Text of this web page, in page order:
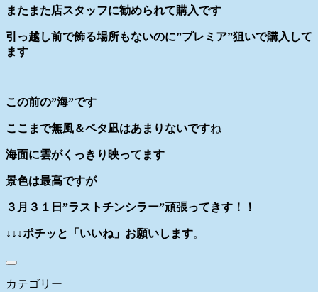
またまた店スタッフに勧められて購入です
引っ越し前で飾る場所もないのに”プレミア”狙いで購入して
ます
この前の”海”です
ここまで無風＆ベタ凪はあまりないですね
海面に雲がくっきり映ってます
景色は最高ですが
３月３１日”ラストチンシラー”頑張ってきす！！
↓↓↓ポチッと「いいね」お願いします。
カテゴリー